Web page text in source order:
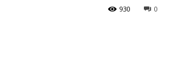
0
930